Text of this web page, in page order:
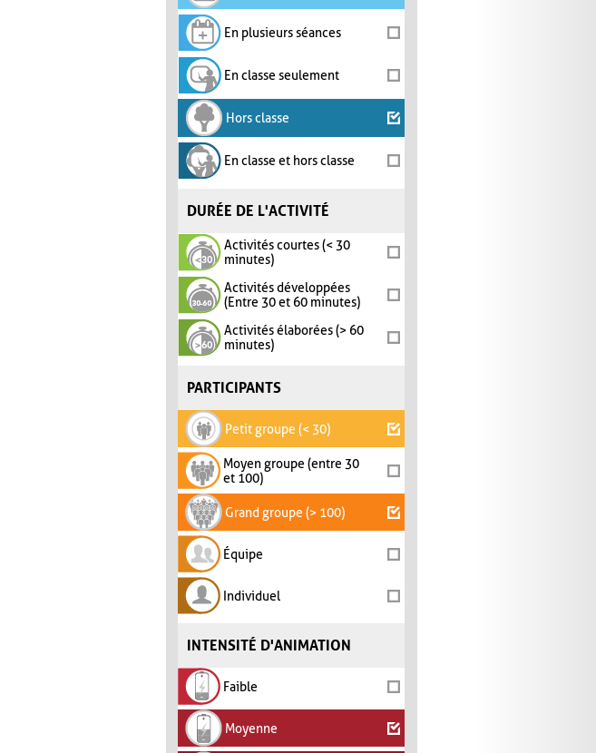
En plusieurs séances
En classe seulement
Hors classe
En classe et hors classe
DURÉE DE L'ACTIVITÉ
Activités courtes (< 30
minutes)
Activités développées
(Entre 30 et 60 minutes)
Activités élaborées (> 60
minutes)
PARTICIPANTS
Petit groupe (< 30)
Moyen groupe (entre 30
et 100)
Grand groupe (> 100)
Équipe
Individuel
INTENSITÉ D'ANIMATION
Faible
Moyenne